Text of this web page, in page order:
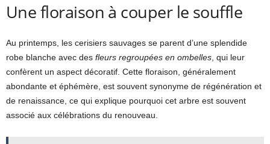
Une floraison à couper le souffle
Au printemps, les cerisiers sauvages se parent d’une splendide
robe blanche avec des fleurs regroupées en ombelles , qui leur
confèrent un aspect décoratif. Cette floraison, généralement
abondante et éphémère, est souvent synonyme de régénération et
de renaissance, ce qui explique pourquoi cet arbre est souvent
associé aux célébrations du renouveau.